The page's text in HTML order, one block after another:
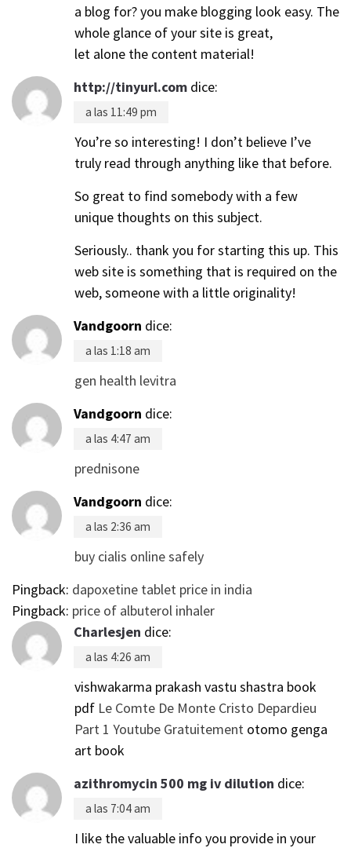
a blog for? you make blogging look easy. The
whole glance of your site is great,
let alone the content material!
http://tinyurl.com dice:
a las 11:49 pm
You’re so interesting! I don’t believe I’ve
truly read through anything like that before.
So great to find somebody with a few
unique thoughts on this subject.
Seriously.. thank you for starting this up. This
web site is something that is required on the
web, someone with a little originality!
Vandgoorn dice:
a las 1:18 am
gen health levitra
Vandgoorn dice:
a las 4:47 am
prednisone
Vandgoorn dice:
a las 2:36 am
buy cialis online safely
Pingback: dapoxetine tablet price in india
Pingback: price of albuterol inhaler
Charlesjen dice:
a las 4:26 am
vishwakarma prakash vastu shastra book
pdf Le Comte De Monte Cristo Depardieu
Part 1 Youtube Gratuitement otomo genga
art book
azithromycin 500 mg iv dilution dice:
a las 7:04 am
I like the valuable info you provide in your